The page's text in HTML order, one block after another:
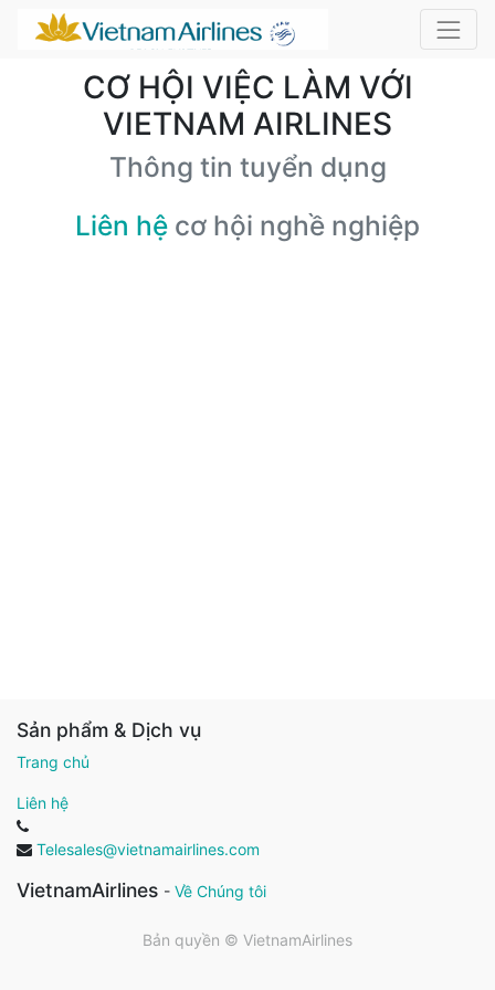
CƠ HỘI VIỆC LÀM VỚI
VIETNAM AIRLINES
Thông tin tuyển dụng
Liên hệ cơ hội nghề nghiệp
Sản phẩm & Dịch vụ
Trang chủ
Liên hệ
Telesales@vietnamairlines.com
VietnamAirlines - Về Chúng tôi
Bản quyền © VietnamAirlines